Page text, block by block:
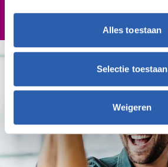
Alles toestaan
Selectie toestaan
Weigeren